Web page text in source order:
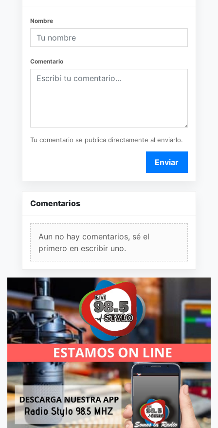
Nombre
Comentario
Tu comentario se publica directamente al enviarlo.
Enviar
Comentarios
Aun no hay comentarios, sé el
primero en escribir uno.